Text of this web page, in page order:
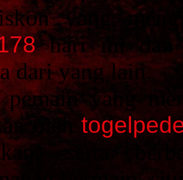
yang
hari ini dan
dari yang lain.
pemain yang
oleh
serta